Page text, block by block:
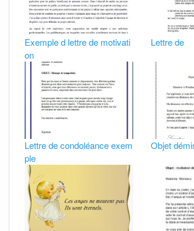
Exemple d lettre de motivati
on
Lettre de
Lettre de condoléance exem
ple
Objet